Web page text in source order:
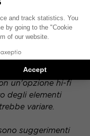
si basa su un
di serie. Se il
un'opzione hi-fi
degli elementi
variare.
suggerimenti